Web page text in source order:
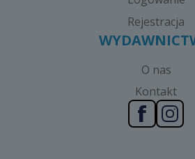
Rejestracja
O nas
Kontakt